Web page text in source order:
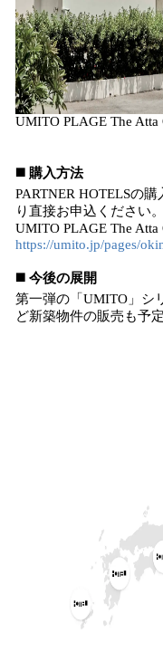
UMITO PLAGE The Atta
◼️ 購入方法
PARTNER HOTELSの
り直接お申込ください。
UMITO PLAGE The Atta
https://umito.jp/pages/
◼️ 今後の展開
第一弾の「UMITO」シ
ど新築物件の販売も予